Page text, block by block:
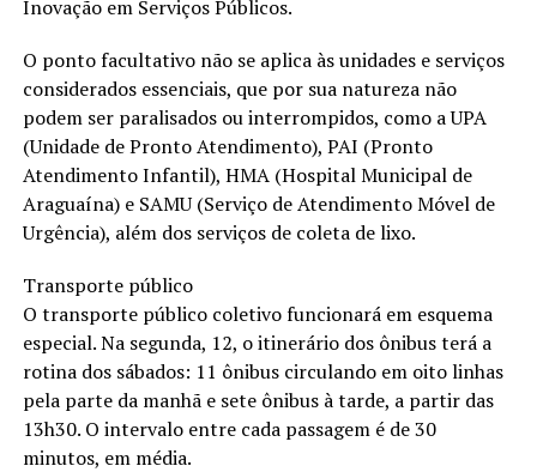
Inovação em Serviços Públicos.
O ponto facultativo não se aplica às unidades e serviços
considerados essenciais, que por sua natureza não
podem ser paralisados ou interrompidos, como a UPA
(Unidade de Pronto Atendimento), PAI (Pronto
Atendimento Infantil), HMA (Hospital Municipal de
Araguaína) e SAMU (Serviço de Atendimento Móvel de
Urgência), além dos serviços de coleta de lixo.
Transporte público
O transporte público coletivo funcionará em esquema
especial. Na segunda, 12, o itinerário dos ônibus terá a
rotina dos sábados: 11 ônibus circulando em oito linhas
pela parte da manhã e sete ônibus à tarde, a partir das
13h30. O intervalo entre cada passagem é de 30
minutos, em média.